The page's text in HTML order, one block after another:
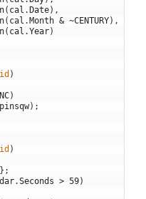
( cal .Date) ,
( cal .Month & ~CENTURY) ,
( cal .Year)
)
)
_pinsqw) ;
)
} ;
.Seconds > 59)